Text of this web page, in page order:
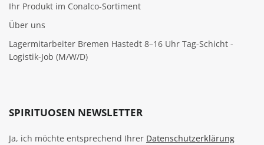
Ihr Produkt im Conalco-Sortiment
Über uns
Lagermitarbeiter Bremen Hastedt 8–16 Uhr Tag-Schicht -
Logistik-Job (M/W/D)
SPIRITUOSEN NEWSLETTER
Ja, ich möchte entsprechend Ihrer Datenschutzerklärung